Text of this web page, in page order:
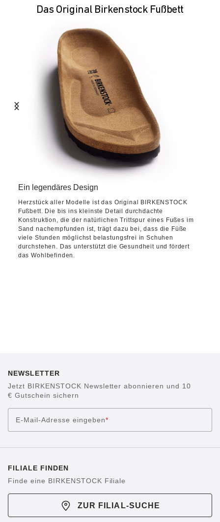
Das Original Birkenstock Fußbett
Ein legendäres Design
Herzstück aller Modelle ist das Original BIRKENSTOCK
Fußbett. Die bis ins kleinste Detail durchdachte
Konstruktion, die der natürlichen Trittspur eines Fußes im
Sand nachempfunden ist, trägt dazu bei, dass die Füße
viele Stunden möglichst belastungsfrei in Schuhen
durchstehen. Das unterstützt die Gesundheit und fördert
das Wohlbefinden.
NEWSLETTER
Jetzt BIRKENSTOCK Newsletter abonnieren und 10
€ Gutschein sichern
E-Mail-Adresse eingeben*
FILIALE FINDEN
Finde eine BIRKENSTOCK Filiale
ZUR FILIAL-SUCHE